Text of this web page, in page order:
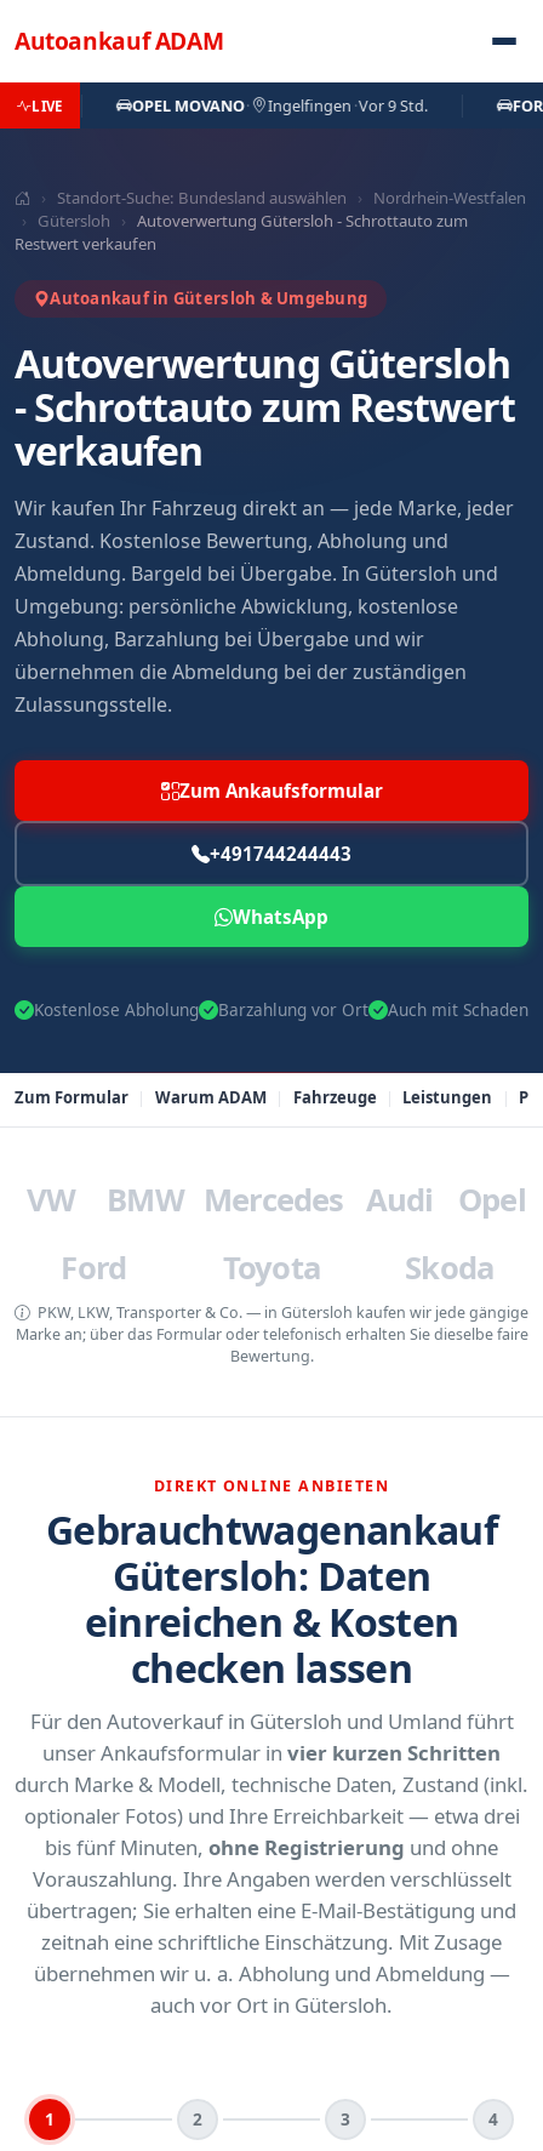
AutoankaufADAM
LIVE OPEL MOVANO· Ingelfingen·Vor 9 Std. FORD
› Standort-Suche: Bundesland auswählen ›
Nordrhein-Westfalen
›
Gütersloh › Autoverwertung Gütersloh - Schrottauto zum
Restwert verkaufen
Autoankauf in Gütersloh & Umgebung
Autoverwertung Gütersloh
- Schrottauto zum Restwert
verkaufen
Wir kaufen Ihr Fahrzeug direkt an — jede Marke, jeder
Zustand. Kostenlose Bewertung, Abholung und
Abmeldung. Bargeld bei Übergabe. In Gütersloh und
Umgebung: persönliche Abwicklung, kostenlose
Abholung, Barzahlung bei Übergabe und wir
übernehmen die Abmeldung bei der zuständigen
Zulassungsstelle.
Zum Ankaufsformular
+491744244443
WhatsApp
Kostenlose Abholung Barzahlung vor Ort Auch mit Schaden
Zum Formular Warum ADAM Fahrzeuge Leistungen
VW BMW Mercedes Audi
Opel
Ford
Toyota Skoda
PKW, LKW, Transporter & Co. — in Gütersloh kaufen wir jede gängige
Marke an; über das Formular oder telefonisch erhalten Sie dieselbe faire
Bewertung.
DIREKT ONLINE ANBIETEN
Gebrauchtwagenankauf
Gütersloh: Daten
einreichen & Kosten
checken lassen
Für den Autoverkauf in Gütersloh und Umland führt
unser Ankaufsformular in vier kurzen Schritten
durch Marke & Modell, technische Daten, Zustand (inkl.
optionaler Fotos) und Ihre Erreichbarkeit — etwa drei
bis fünf Minuten, ohne Registrierung und ohne
Vorauszahlung. Ihre Angaben werden verschlüsselt
übertragen; Sie erhalten eine E-Mail-Bestätigung und
zeitnah eine schriftliche Einschätzung. Mit Zusage
übernehmen wir u. a. Abholung und Abmeldung —
auch vor Ort in Gütersloh.
1 2 3 4